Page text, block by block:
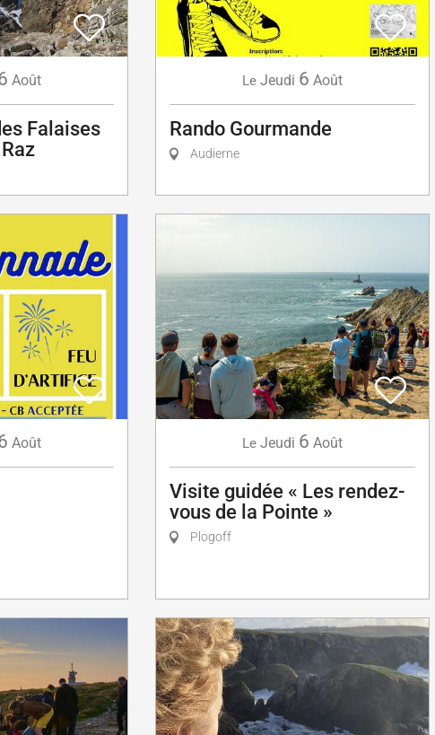
Août
Falaises
Le Jeudi 6 Août
Rando Gourmande
Audierne
Août Le Jeudi 6 Août
Visite guidée « Les rendez-
vous de la Pointe »
Plogoff